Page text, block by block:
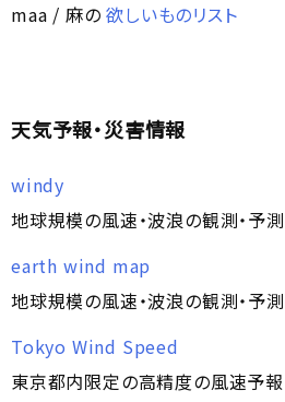
maa / 麻の欲しいものリスト
天気予報・災害情報
windy
地球規模の風速・波浪の観測・予測
earth wind map
地球規模の風速・波浪の観測・予測
Tokyo Wind Speed
東京都内限定の高精度の風速予報